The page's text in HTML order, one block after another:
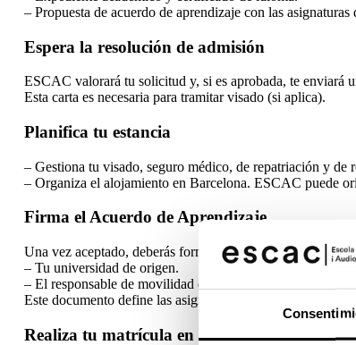
– Propuesta de acuerdo de aprendizaje con las
Espera la resolución de admisión
ESCAC valorará tu solicitud y, si es aprobada, te enviará
Esta carta es necesaria para tramitar visado (si aplica).
Planifica tu estancia
– Gestiona tu visado, seguro médico, de repatriación y
– Organiza el alojamiento en Barcelona. ESCAC puede
Firma el Acuerdo de Aprendizaje
Una vez aceptado, deberás formalizar tu acuerdo de
– Tu universidad de origen.
– El responsable de movilidad de ESCAC.
Este documento define las asignaturas o prácticas que
Realiza tu matrícula en ESCAC